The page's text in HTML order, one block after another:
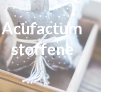
Acufactum
stoffene